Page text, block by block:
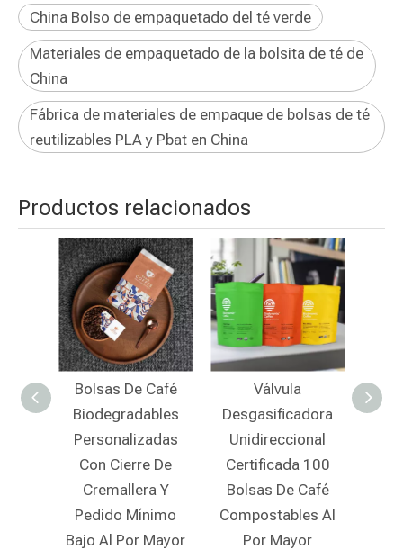
China Bolso de empaquetado del té verde
Materiales de empaquetado de la bolsita de té de
China
Fábrica de materiales de empaque de bolsas de té
reutilizables PLA y Pbat en China
Productos relacionados
Válvula
Desgasificadora
Unidireccional
Certificada 100
Bolsas De Café
Compostables Al
Por Mayor
Empaquetado De
Café De Papel De
Arroz
Biodegradable Con
Tapa De Cremallera
Barata Para Venta
Al Por Menor